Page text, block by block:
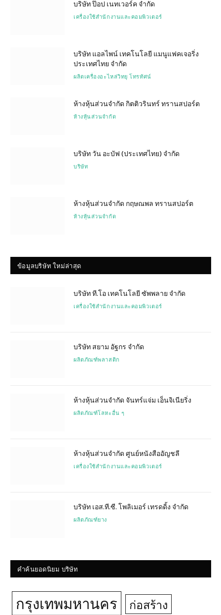
บริษัท ป๊อป เนทเวอร์ค จำกัด
เครื่องใช้สำนักงานและคอมพิวเตอร์
บริษัท แอลไพน์ เทคโนโลยี แมนูแฟคเจอริ่ง
ประเทศไทย จำกัด
ผลิตเครื่องอะไหล่วิทยุ โทรทัศน์
ห้างหุ้นส่วนจำกัด กิตติวรินทร์ ทรานสปอร์ต
ห้างหุ้นส่วนจำกัด
บริษัท วัน อะบัฟ (ประเทศไทย) จำกัด
บริษัท
ห้างหุ้นส่วนจำกัด กฤษณพล ทรานสปอร์ต
ห้างหุ้นส่วนจำกัด
ข้อมูลบริษัท ใหม่ล่าสุด
บริษัท ที.โอ เทคโนโลยี ซัพพลาย จำกัด
เครื่องใช้สำนักงานและคอมพิวเตอร์
บริษัท สยาม อัฐกร จำกัด
ผลิตภัณฑ์พลาสติก
ห้างหุ้นส่วนจำกัด จันทร์แจ่ม เอ็นจิเนียริ่ง
ผลิตภัณฑ์โลหะอื่น ๆ
ห้างหุ้นส่วนจำกัด ศูนย์หนังสืออัญชลี
เครื่องใช้สำนักงานและคอมพิวเตอร์
บริษัท เอส.ที.ซี. โพลิเมอร์ เทรดดิ้ง จำกัด
ผลิตภัณฑ์ยาง
คำค้นยอดนิยม บริษัท
กรุงเทพมหานคร ก่อสร้าง